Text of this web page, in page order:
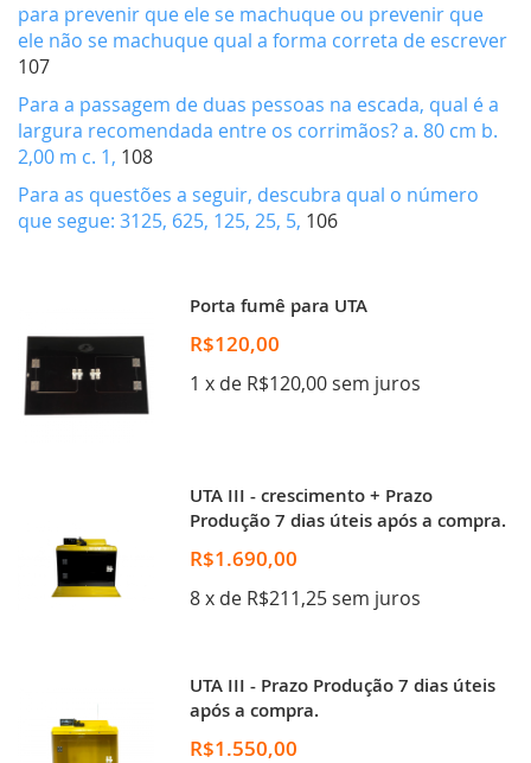
para prevenir que ele se machuque ou prevenir que
ele não se machuque qual a forma correta de escrever
107
Para a passagem de duas pessoas na escada, qual é a
largura recomendada entre os corrimãos? a. 80 cm b.
2,00 m c. 1, 108
Para as questões a seguir, descubra qual o número
que segue: 3125, 625, 125, 25, 5, 106
Porta fumê para UTA
R$120,00
1 x de R$120,00 sem juros
UTA III - crescimento + Prazo
Produção 7 dias úteis após a compra.
R$1.690,00
8 x de R$211,25 sem juros
UTA III - Prazo Produção 7 dias úteis
após a compra.
R$1.550,00